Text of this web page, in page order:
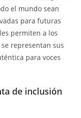
el mundo sean
para futuras
permiten a los
representan sus
para voces
de inclusión